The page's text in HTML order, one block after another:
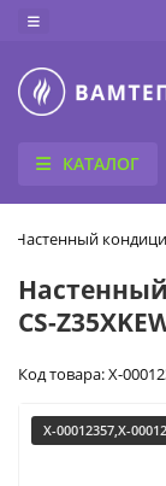
КАТАЛОГ
Настенный
CS-
Код товара: X-
X-00012357,X-